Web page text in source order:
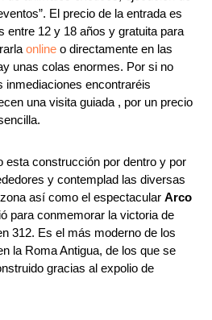
El precio de la entrada es
entre 12 y 18 años y gratuita para
online o directamente en las
unas colas enormes. Por si no
inmediaciones encontraréis
una visita guiada , por un precio
esta construcción por dentro y por
y contemplad las diversas
así como el espectacularArco
para conmemorar la victoria de
312. Es el más moderno de los
la Roma Antigua, de los que se
gracias al expolio de